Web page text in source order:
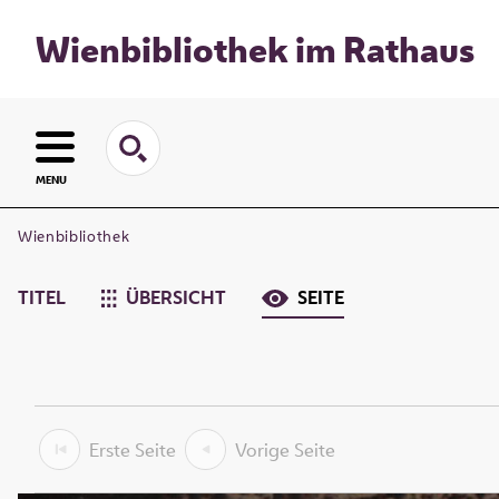
Wienbibliothek im Rathaus
MENU
Wienbibliothek
TITEL ÜBERSICHT SEITE
Erste Seite Vorige Seite